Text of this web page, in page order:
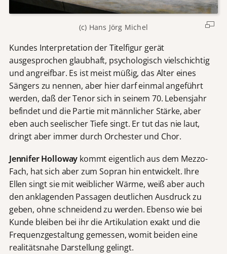
(c) Hans Jörg Michel
Kundes Interpretation der Titelfigur gerät
ausgesprochen glaubhaft, psychologisch vielschichtig
und angreifbar. Es ist meist müßig, das Alter eines
Sängers zu nennen, aber hier darf einmal angeführt
werden, daß der Tenor sich in seinem 70. Lebensjahr
befindet und die Partie mit männlicher Stärke, aber
eben auch seelischer Tiefe singt. Er tut das nie laut,
dringt aber immer durch Orchester und Chor.
Jennifer Holloway kommt eigentlich aus dem Mezzo-
Fach, hat sich aber zum Sopran hin entwickelt. Ihre
Ellen singt sie mit weiblicher Wärme, weiß aber auch
den anklagenden Passagen deutlichen Ausdruck zu
geben, ohne schneidend zu werden. Ebenso wie bei
Kunde bleiben bei ihr die Artikulation exakt und die
Frequenzgestaltung gemessen, womit beiden eine
realitätsnahe Darstellung gelingt.